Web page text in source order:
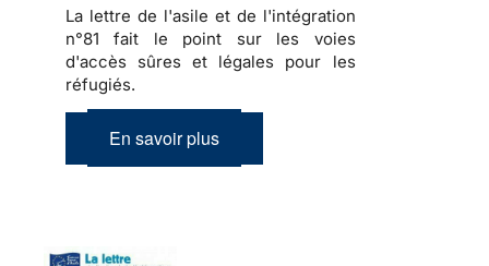
La lettre de l'asile et de l'intégration
n°81 fait le point sur les voies
d'accès sûres et légales pour les
réfugiés.
En savoir plus